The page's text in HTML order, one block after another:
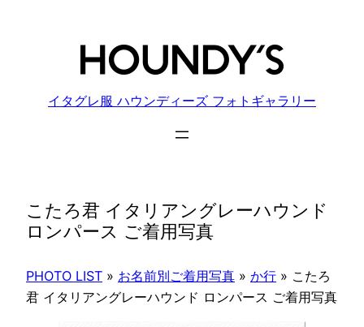
イタグレ服 ハウンディーズ フォトギャラリー
こたろ君 イタリアングレーハウンド
ロンパース ご着用写真
PHOTO LIST » お名前別ご着用写真 » か行 » こたろ
君 イタリアングレーハウンド ロンパース ご着用写真